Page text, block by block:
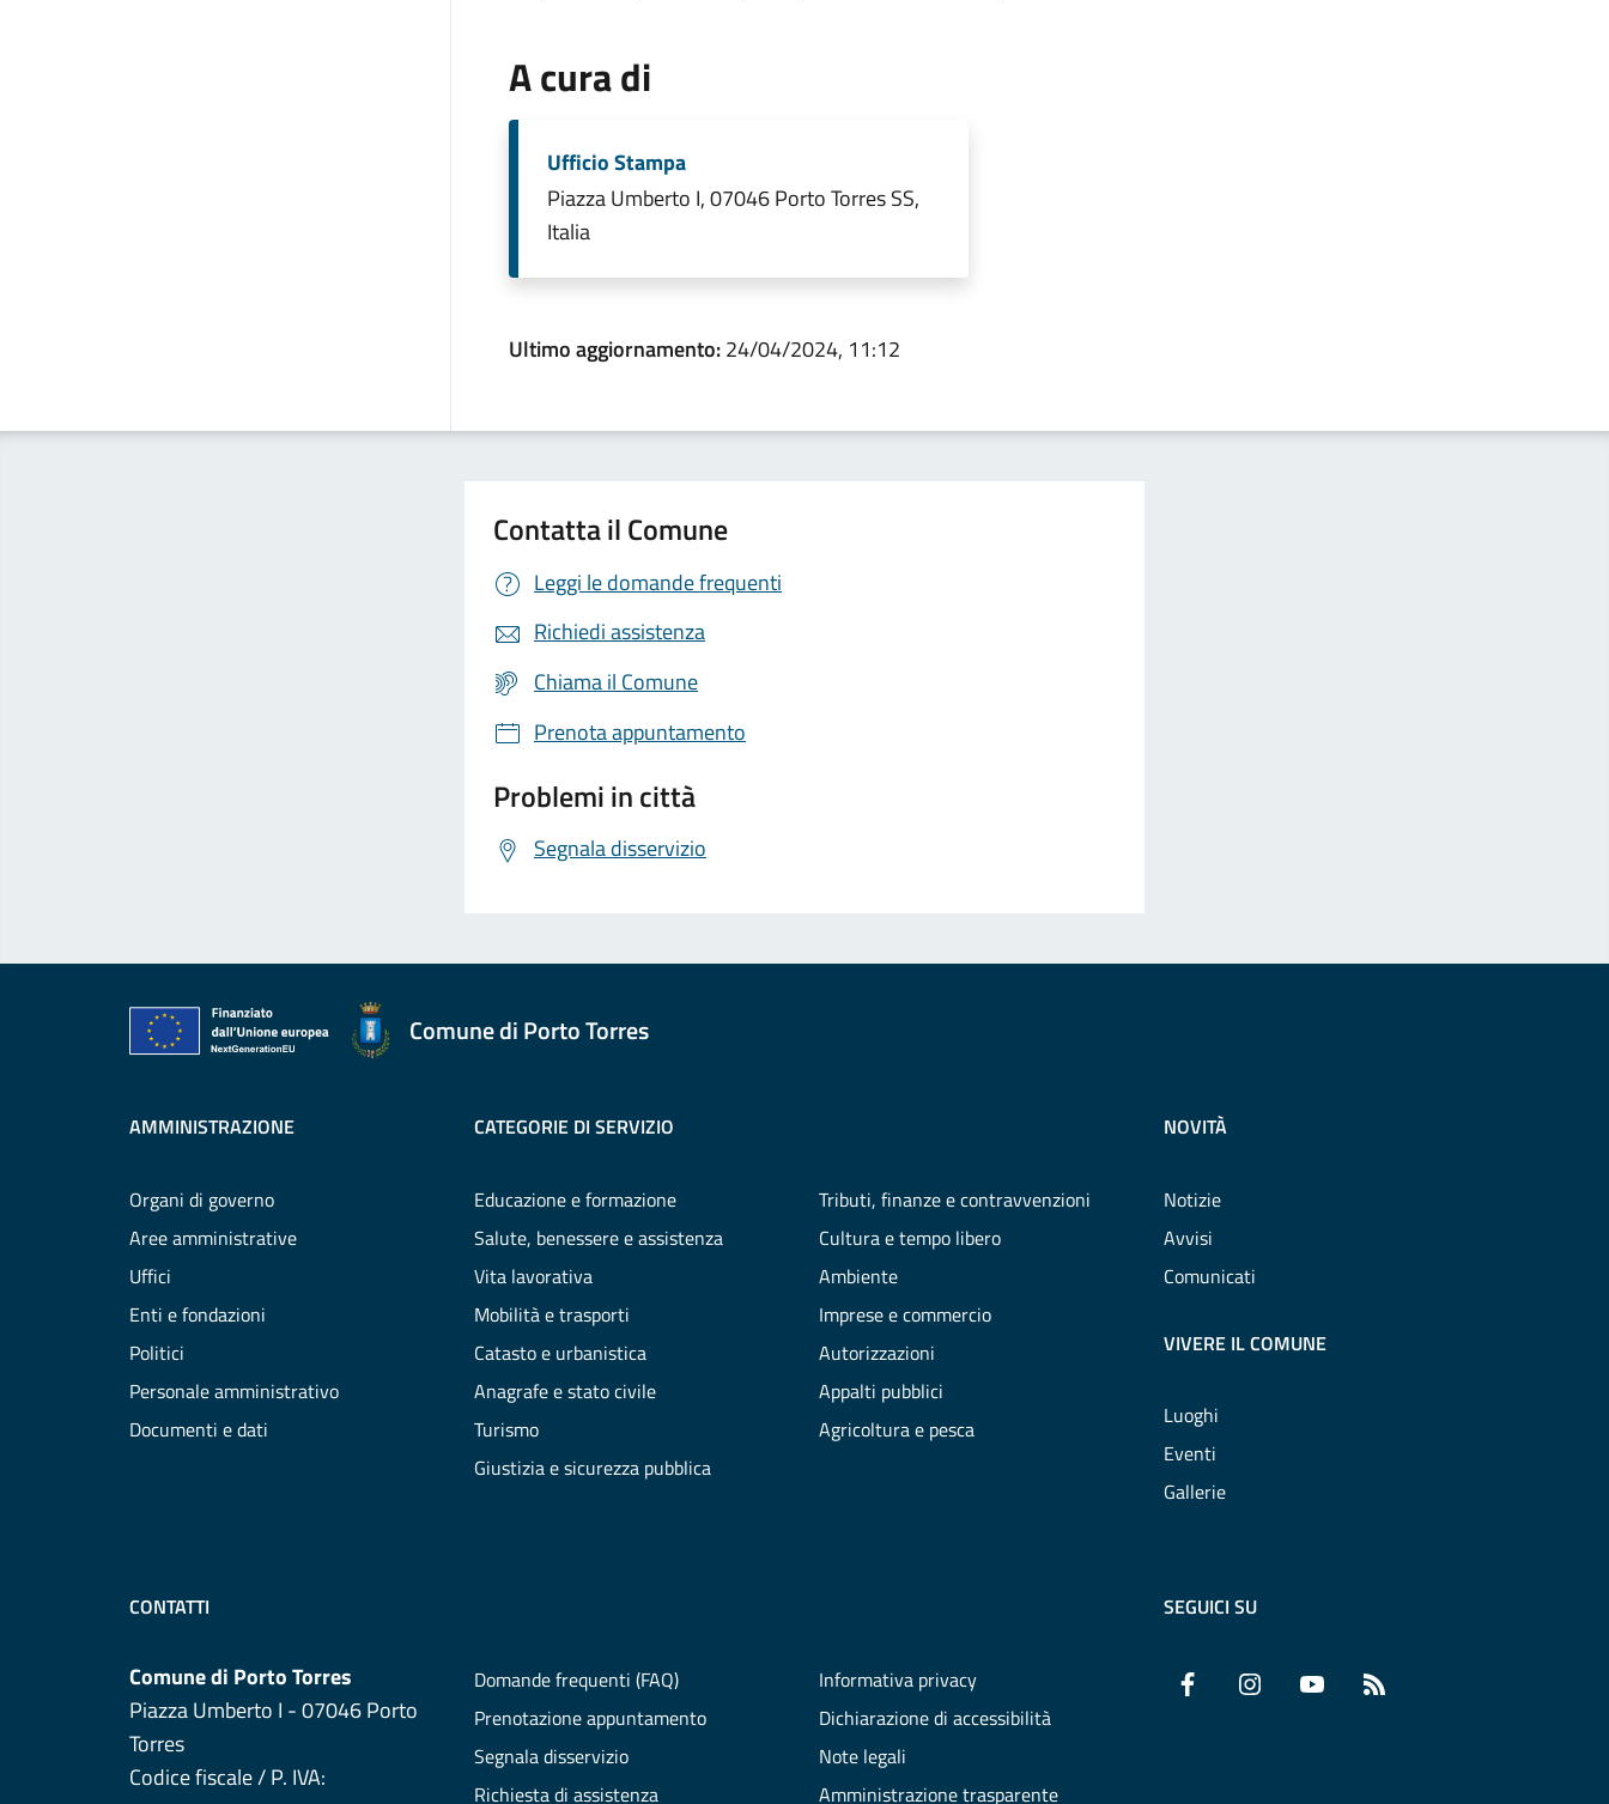
A cura di
Ufficio Stampa
Piazza Umberto I, 07046 Porto Torres SS,
Italia
Ultimo aggiornamento:24/04/2024, 11:12
Contatta il Comune
Leggi le domande frequenti
Richiedi assistenza
Chiama il Comune
Prenota appuntamento
Problemi in città
Segnala disservizio
Comune di Porto Torres
AMMINISTRAZIONE
Organi di governo
Aree amministrative
Uffici
Enti e fondazioni
Politici
Personale amministrativo
Documenti e dati
CATEGORIE DI SERVIZIO
Educazione e formazione
Salute, benessere e assistenza
Vita lavorativa
Mobilità e trasporti
Catasto e urbanistica
Anagrafe e stato civile
Turismo
Giustizia e sicurezza pubblica
Tributi, finanze e contravvenzioni
Cultura e tempo libero
Ambiente
Imprese e commercio
Autorizzazioni
Appalti pubblici
Agricoltura e pesca
NOVITÀ
Notizie
Avvisi
Comunicati
VIVERE IL COMUNE
Luoghi
Eventi
Gallerie
CONTATTI
Comune di Porto Torres
Piazza Umberto I - 07046 Porto
Torres
Codice fiscale / P. IVA:
Domande frequenti (FAQ)
Prenotazione appuntamento
Segnala disservizio
Richiesta di assistenza
Informativa privacy
Dichiarazione di accessibilità
Note legali
Amministrazione trasparente
SEGUICI SU
Facebook InstagramYouTube